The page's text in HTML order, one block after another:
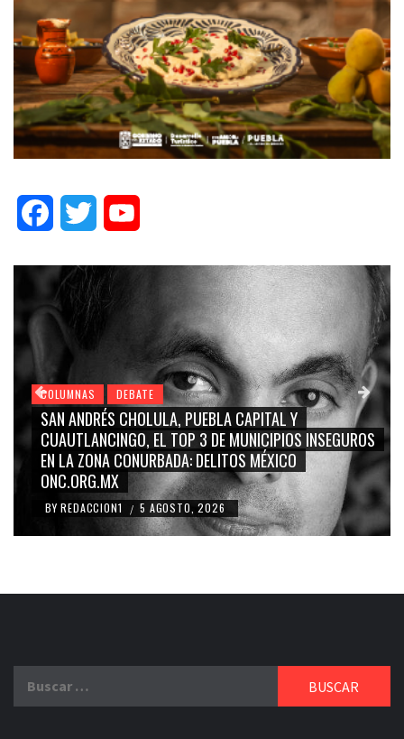
FacebookTwitter
COLUMNAS DEBATE
GRACE PALOMARES, NAY SALVATORI, SERGIO MAYER,
CARMEN SALINAS “LA CORCHOLATA”, CUAUHTÉMOC
BLANCO, SILVIA PINAL: LA TRIVIALIZACIÓN Y
RIDICULIZACIÓN DE LA REPRESENTACIÓN CIUDADANA
BY REDACCION1 / 4 AGOSTO, 2026